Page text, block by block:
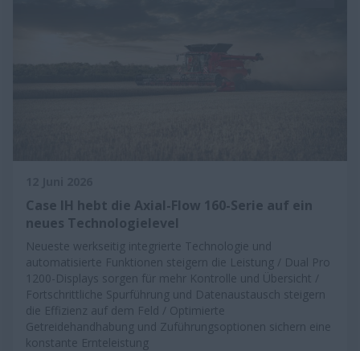
Case IH hebt die Axial-Flow 160-Serie auf ein
neues Technologielevel
Neueste werkseitig integrierte Technologie und
automatisierte Funktionen steigern die Leistung / Dual Pro
1200-Displays sorgen für mehr Kontrolle und Übersicht /
Fortschrittliche Spurführung und Datenaustausch steigern
die Effizienz auf dem Feld / Optimierte
Getreidehandhabung und Zuführungsoptionen sichern eine
konstante Ernteleistung